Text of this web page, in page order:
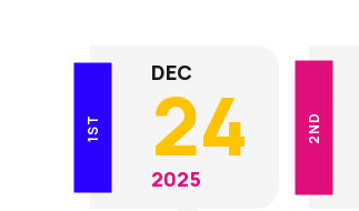
1ST
DEC
24
2025
2ND